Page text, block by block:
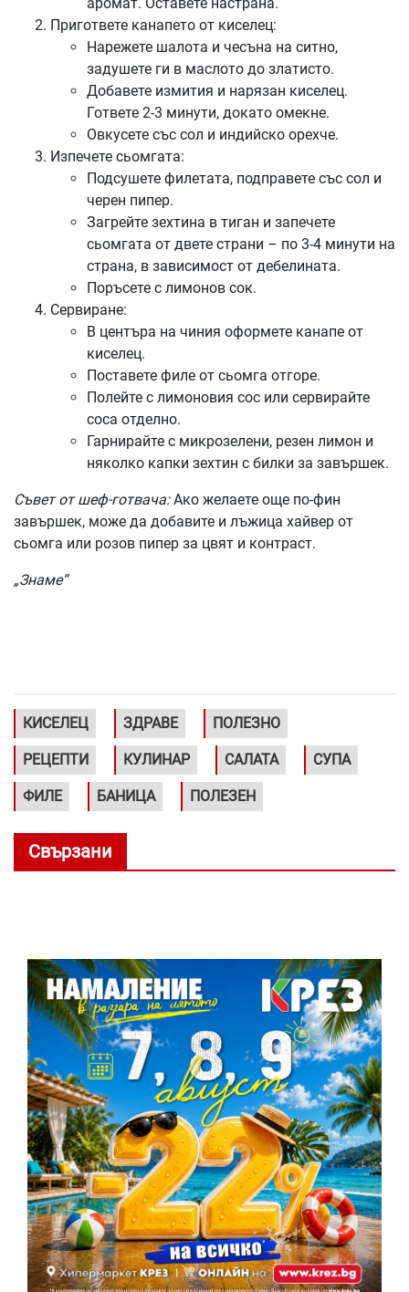
Пригответе канапето от киселец:
Нарежете шалота и чесъна на ситно,
задушете ги в маслото до златисто.
Добавете измития и нарязан киселец.
Гответе 2-3 минути, докато омекне.
Овкусете със сол и индийско орехче.
Изпечете сьомгата:
Подсушете филетата, подправете със сол и
черен пипер.
Загрейте зехтина в тиган и запечете
сьомгата от двете страни – по 3-4 минути на
страна, в зависимост от дебелината.
Поръсете с лимонов сок.
Сервиране:
В центъра на чиния оформете канапе от
киселец.
Поставете филе от сьомга отгоре.
Полейте с лимоновия сос или сервирайте
соса отделно.
Гарнирайте с микрозелени, резен лимон и
няколко капки зехтин с билки за завършек.
Съвет от шеф-готвача:Ако желаете още по-фин
завършек, може да добавите и лъжица хайвер от
сьомга или розов пипер за цвят и контраст.
„Знаме“
КИСЕЛЕЦ ЗДРАВЕ ПОЛЕЗНО
РЕЦЕПТИ КУЛИНАР САЛАТА СУПА
ФИЛЕ БАНИЦА ПОЛЕЗЕН
Свързани